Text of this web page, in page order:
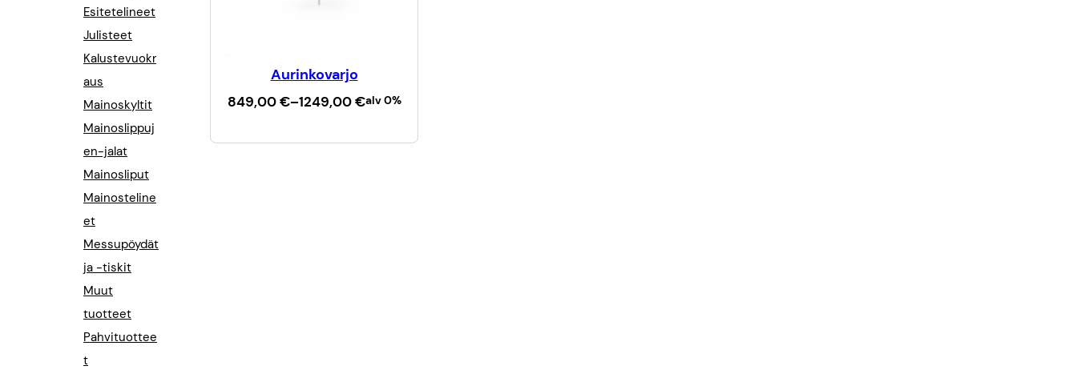
Esitetelineet
Julisteet
Kalustevuokr
aus
Mainoskyltit
Mainoslippuj
en-jalat
Mainosliput
Mainosteline
et
Messupöydät
ja -tiskit
Muut
tuotteet
Pahvituottee
t
Aurinkovarjo
849,00€–1249,00€
H
t
alv 0%